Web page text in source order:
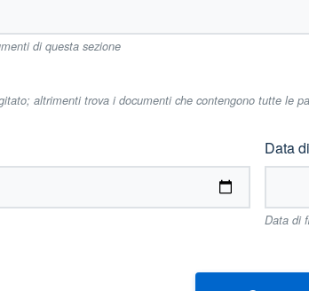
di questa sezione
altrimenti trova i documenti che contengono tutte le
Data
Data di